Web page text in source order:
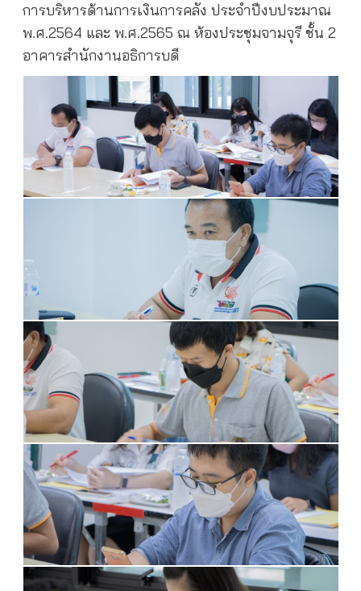
การบริหารด้านการเงินการคลัง ประจำปีงบประมาณ
พ.ศ.2564 และ พ.ศ.2565 ณ ห้องประชุมจามจุรี ชั้น 2
อาคารสำนักงานอธิการบดี